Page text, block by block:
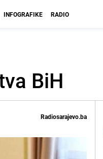
INFOGRAFIKE RADIO
BiH
Radiosarajevo.ba